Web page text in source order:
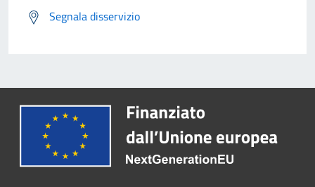
Segnala disservizio